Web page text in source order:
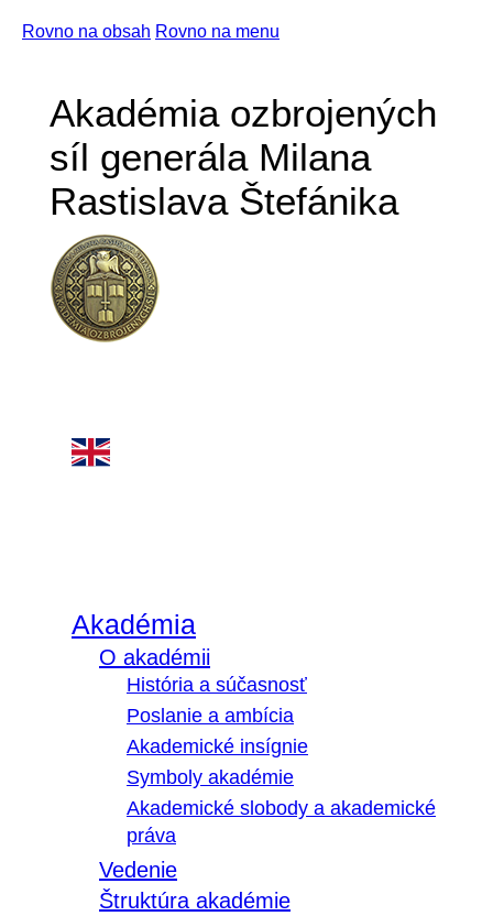
Rovno na obsah Rovno na menu
Akadémia ozbrojených
síl generála Milana
Rastislava Štefánika
Akadémia
O akadémii
História a súčasnosť
Poslanie a ambícia
Akademické insígnie
Symboly akadémie
Akademické slobody a akademické
práva
Vedenie
Štruktúra akadémie